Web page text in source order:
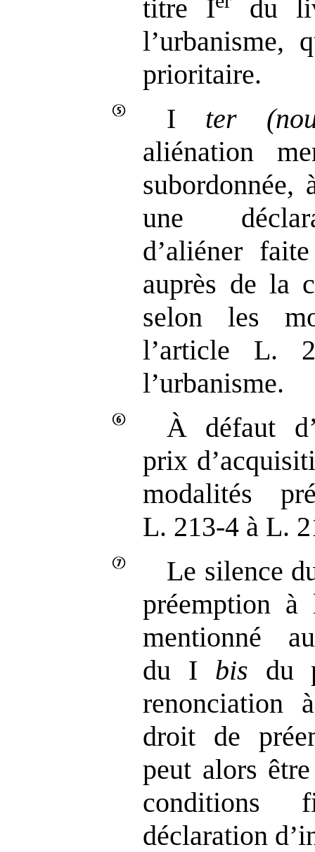
titre I
du
l’urbanisme,
prioritaire.
I ter
aliénation
une
d’aliéner
auprès de la
selon les
l’article L.
l’urbanisme.
À défaut
prix
modalités
L. 213‑4 à L.
Le silence
préemption à
mentionné
du I bis du
renonciation
droit de
peut alors
conditions
déclaration